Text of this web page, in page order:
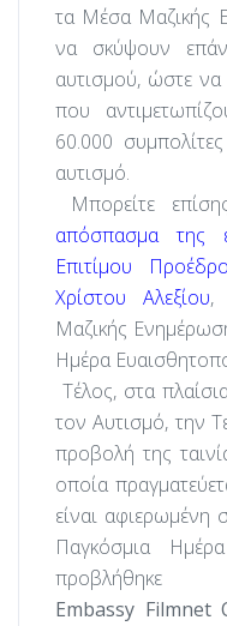
τα Μέσα Μαζικής
να σκύψουν
αυτισμού, ώστε
που
60.000
αυτισμό.
Μπορείτε
απόσπασμα της
Επιτίμου
Χρίστου Αλεξίου,
Μαζικής
Ημέρα
Τέλος, στα
τον Αυτισμό, την
προβολή της
οποία
είναι αφιερωμένη
Παγκόσμια
προβλήθηκε
Embassy Filmnet